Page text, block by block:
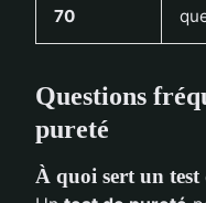
70
Questions
pureté
À quoi sert un test